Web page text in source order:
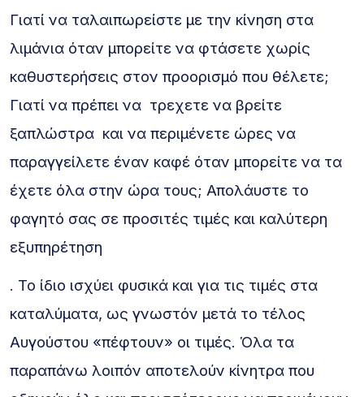
Γιατί να ταλαιπωρείστε με την κίνηση στα
λιμάνια όταν μπορείτε να φτάσετε χωρίς
καθυστερήσεις στον προορισμό που θέλετε;
Γιατί να πρέπει να τρεχετε να βρείτε
ξαπλώστρα και να περιμένετε ώρες να
παραγγείλετε έναν καφέ όταν μπορείτε να τα
έχετε όλα στην ώρα τους; Απολάυστε το
φαγητό σας σε προσιτές τιμές και καλύτερη
εξυπηρέτηση
. Το ίδιο ισχύει φυσικά και για τις τιμές στα
καταλύματα, ως γνωστόν μετά το τέλος
Αυγούστου «πέφτουν» οι τιμές. Όλα τα
παραπάνω λοιπόν αποτελούν κίνητρα που